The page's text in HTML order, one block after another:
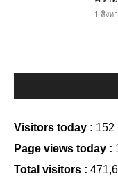
1 สิงห
Visitors today : 152
Page views today :
Total visitors :